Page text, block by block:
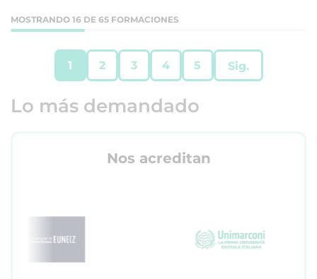
MOSTRANDO 16 DE 65 FORMACIONES
1 2 3 4 5 Sig.
Lo más demandado
Nos acreditan